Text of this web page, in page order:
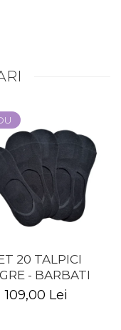
20 TALPICI
- BARBATI
109,00 Lei